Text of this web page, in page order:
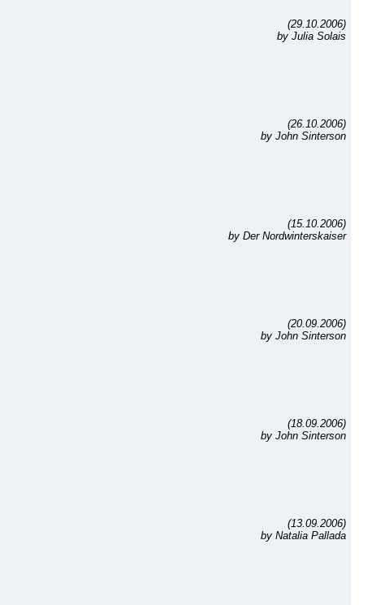
(29.10.2006)
by Julia Solais
(26.10.2006)
by John Sinterson
(15.10.2006)
by Der Nordwinterskaiser
(20.09.2006)
by John Sinterson
(18.09.2006)
by John Sinterson
(13.09.2006)
by Natalia Pallada